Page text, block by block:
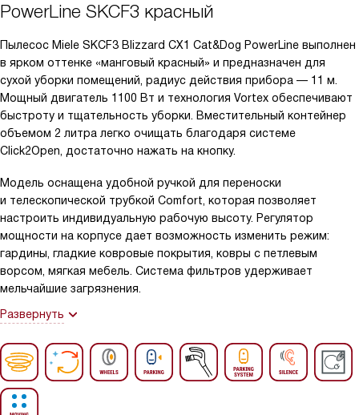
PowerLine SKCF3 красный
Пылесос Miele SKCF3 Blizzard CX1 Cat&Dog PowerLine выполнен
в ярком оттенке «манговый красный» и предназначен для
сухой уборки помещений, радиус действия прибора — 11 м.
Мощный двигатель 1100 Вт и технология Vortex обеспечивают
быстроту и тщательность уборки. Вместительный контейнер
объемом 2 литра легко очищать благодаря системе
Click2Open, достаточно нажать на кнопку.
Модель оснащена удобной ручкой для переноски
и телескопической трубкой Comfort, которая позволяет
настроить индивидуальную рабочую высоту. Регулятор
мощности на корпусе дает возможность изменить режим:
гардины, гладкие ковровые покрытия, ковры с петлевым
ворсом, мягкая мебель. Система фильтров удерживает
мельчайшие загрязнения.
Развернуть